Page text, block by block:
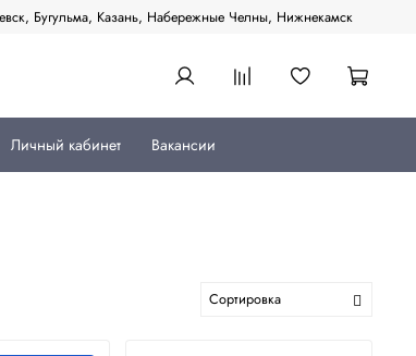
Бугульма, Казань, Набережные Челны, Нижнекамск
Личный кабинет
Вакансии